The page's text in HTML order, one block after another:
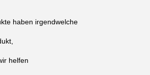
haben irgendwelche
helfen